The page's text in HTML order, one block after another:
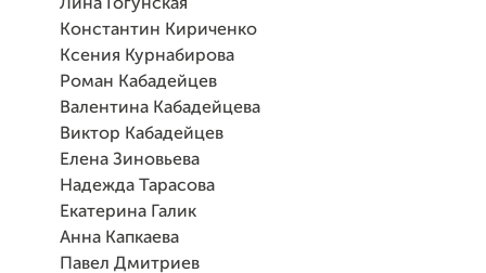
Лина Гогунская
Константин Кириченко
Ксения Курнабирова
Роман Кабадейцев
Валентина Кабадейцева
Виктор Кабадейцев
Елена Зиновьева
Надежда Тарасова
Екатерина Галик
Анна Капкаева
Павел Дмитриев